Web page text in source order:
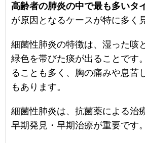
高齢者の肺炎の中で最も多いタ
が原因となるケースが特に多く
細菌性肺炎の特徴は、湿った咳
緑色を帯びた痰が出ることです
ることも多く、胸の痛みや息苦
もあります。
細菌性肺炎は、抗菌薬による治
早期発見・早期治療が重要です。